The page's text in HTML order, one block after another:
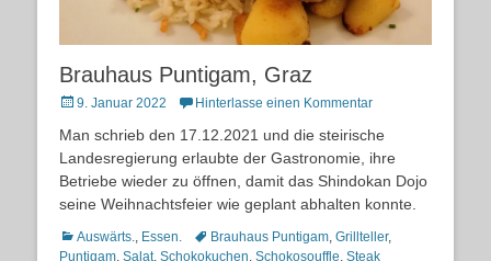
Brauhaus Puntigam, Graz
Posted
9. Januar 2022 Hinterlasse einen Kommentar
Man schrieb den 17.12.2021 und die steirische
Landesregierung erlaubte der Gastronomie, ihre
Betriebe wieder zu öffnen, damit das Shindokan Dojo
seine Weihnachtsfeier wie geplant abhalten konnte.
Kategorien
Auswärts., Essen. Schlagworte
Brauhaus Puntigam, Grillteller,
Puntigam, Salat, Schokokuchen, Schokosouffle, Steak